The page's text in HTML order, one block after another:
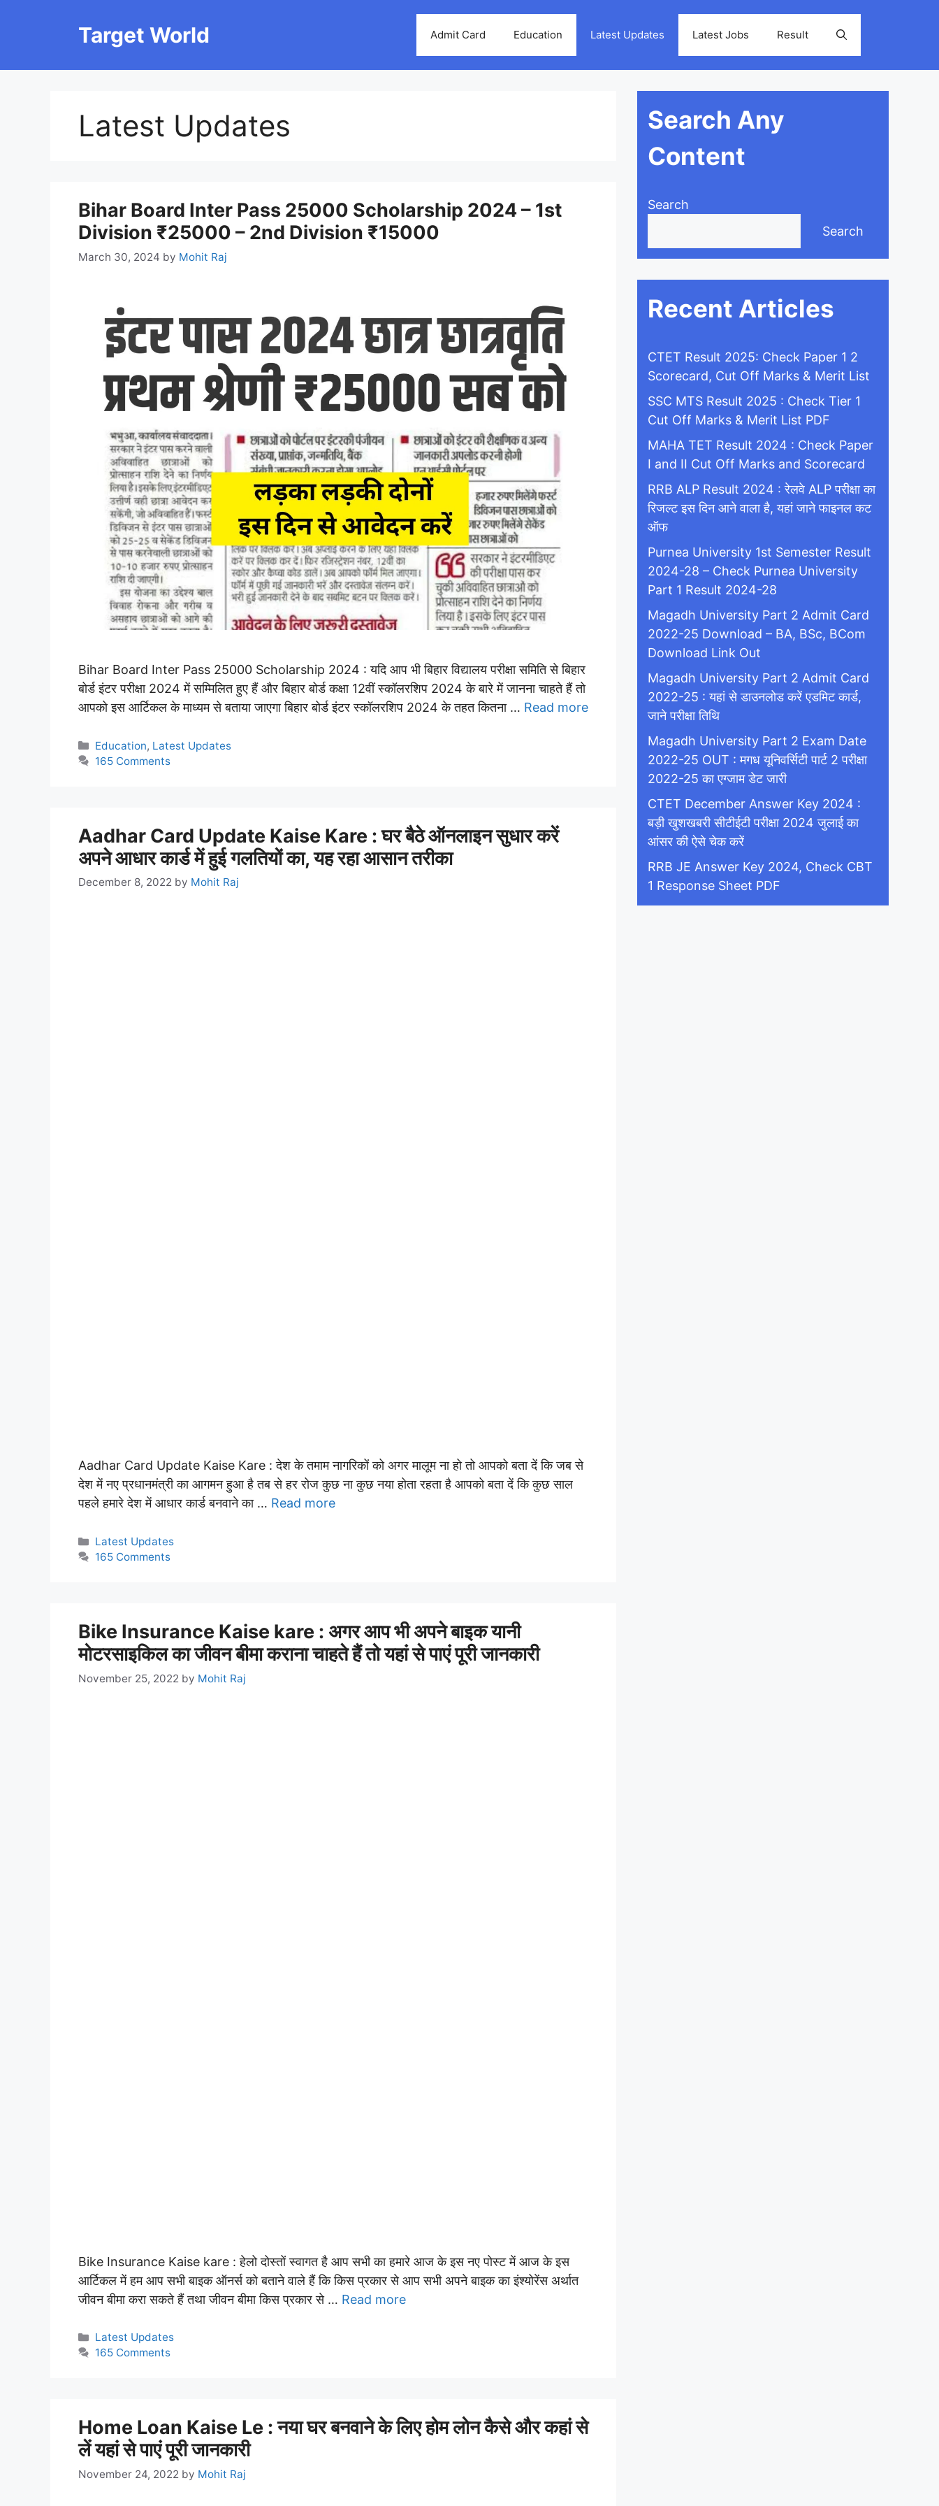
Target World Admit Card Education Latest Updates Latest Jobs Result
Latest Updates
Bihar Board Inter Pass 25000 Scholarship 2024 – 1st
Division ₹25000 – 2nd Division ₹15000
March 30, 2024 by Mohit Raj
Bihar Board Inter Pass 25000 Scholarship 2024 : यदि आप भी बिहार विद्यालय परीक्षा समिति से बिहार
बोर्ड इंटर परीक्षा 2024 में सम्मिलित हुए हैं और बिहार बोर्ड कक्षा 12वीं स्कॉलरशिप 2024 के बारे में जानना चाहते हैं तो
आपको इस आर्टिकल के माध्यम से बताया जाएगा बिहार बोर्ड इंटर स्कॉलरशिप 2024 के तहत कितना … Read more
Categories
Education, Latest Updates
165 Comments
Aadhar Card Update Kaise Kare : घर बैठे ऑनलाइन सुधार करें
अपने आधार कार्ड में हुई गलतियों का, यह रहा आसान तरीका
December 8, 2022 by Mohit Raj
Aadhar Card Update Kaise Kare : देश के तमाम नागरिकों को अगर मालूम ना हो तो आपको बता दें कि जब से
देश में नए प्रधानमंत्री का आगमन हुआ है तब से हर रोज कुछ ना कुछ नया होता रहता है आपको बता दें कि कुछ साल
पहले हमारे देश में आधार कार्ड बनवाने का … Read more
Categories
Latest Updates
165 Comments
Bike Insurance Kaise kare : अगर आप भी अपने बाइक यानी
मोटरसाइकिल का जीवन बीमा कराना चाहते हैं तो यहां से पाएं पूरी जानकारी
November 25, 2022 by Mohit Raj
Bike Insurance Kaise kare : हेलो दोस्तों स्वागत है आप सभी का हमारे आज के इस नए पोस्ट में आज के इस
आर्टिकल में हम आप सभी बाइक ऑनर्स को बताने वाले हैं कि किस प्रकार से आप सभी अपने बाइक का इंश्योरेंस अर्थात
जीवन बीमा करा सकते हैं तथा जीवन बीमा किस प्रकार से … Read more
Categories
Latest Updates
165 Comments
Home Loan Kaise Le : नया घर बनवाने के लिए होम लोन कैसे और कहां से
लें यहां से पाएं पूरी जानकारी
November 24, 2022 by Mohit Raj
Search Any
Content
Search
Search
Recent Articles
CTET Result 2025: Check Paper 1 2
Scorecard, Cut Off Marks & Merit List
SSC MTS Result 2025 : Check Tier 1
Cut Off Marks & Merit List PDF
MAHA TET Result 2024 : Check Paper
I and II Cut Off Marks and Scorecard
RRB ALP Result 2024 : रेलवे ALP परीक्षा का
रिजल्ट इस दिन आने वाला है, यहां जाने फाइनल कट
ऑफ
Purnea University 1st Semester Result
2024-28 – Check Purnea University
Part 1 Result 2024-28
Magadh University Part 2 Admit Card
2022-25 Download – BA, BSc, BCom
Download Link Out
Magadh University Part 2 Admit Card
2022-25 : यहां से डाउनलोड करें एडमिट कार्ड,
जाने परीक्षा तिथि
Magadh University Part 2 Exam Date
2022-25 OUT : मगध यूनिवर्सिटी पार्ट 2 परीक्षा
2022-25 का एग्जाम डेट जारी
CTET December Answer Key 2024 :
बड़ी खुशखबरी सीटीईटी परीक्षा 2024 जुलाई का
आंसर की ऐसे चेक करें
RRB JE Answer Key 2024, Check CBT
1 Response Sheet PDF